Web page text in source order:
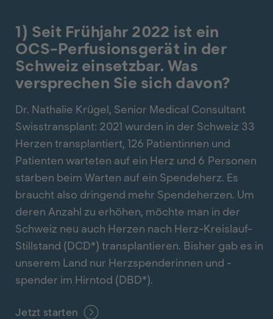
1) Seit Frühjahr 2022 ist ein
OCS-Perfusionsgerät in der
Schweiz einsetzbar. Was
versprechen Sie sich davon?
Dr. Nathalie Krügel, Senior Medical Consultant
Swisstransplant: 2021 wurden in der Schweiz 33
Herzen transplantiert, 126 Patientinnen und
Patienten warteten auf ein Herz und 6 Personen
starben beim Warten auf ein Spendeherz. Es
braucht also dringend mehr Spendeherzen. Um
deren Anzahl zu erhöhen, möchte man in der
Schweiz neu auch Herzen nach Herz-Kreislauf-
Stillstand (DCD*) transplantieren. Bisher gab es in
unserem Land nur Herzspenderinnen und -
spender im Hirntod (DBD*).
Jetzt starten